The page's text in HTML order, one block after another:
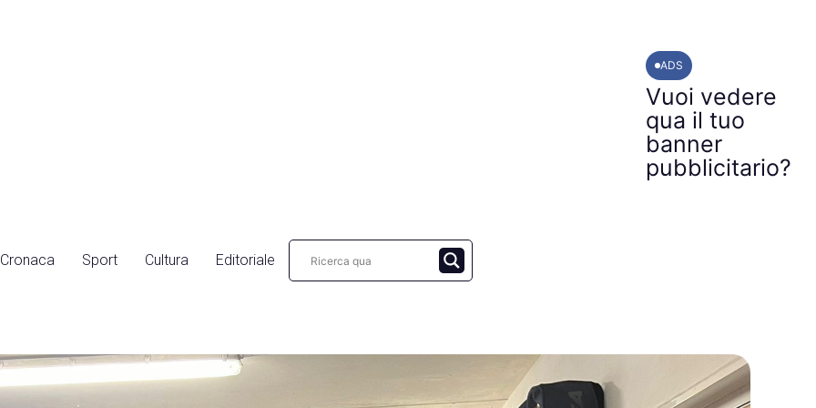
ADS
Vuoi vedere
qua il tuo
banner
pubblicitario?
Cronaca Sport Cultura Editoriale